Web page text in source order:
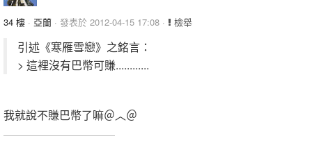
34 樓 · 亞蘭 · 發表於 2012-04-15 17:08 · 檢舉
引述《寒雁雪戀》之銘言：
> 這裡沒有巴幣可賺............
我就說不賺巴幣了嘛＠︿＠